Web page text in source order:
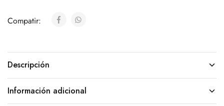
Compatir:
Descripción
Información adicional